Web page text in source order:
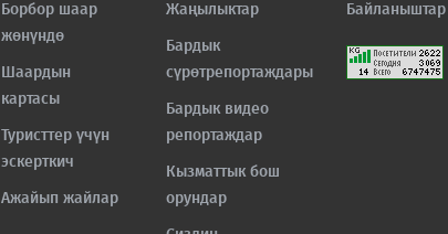
Борбор шаар
жөнүндө
Шаардын
картасы
Туристтер үчүн
эскерткич
Ажайып жайлар
Жаңылыктар
Бардык
сүрөтрепортаждары
Бардык видео
репортаждар
Кызматтык бош
орундар
Байланыштар